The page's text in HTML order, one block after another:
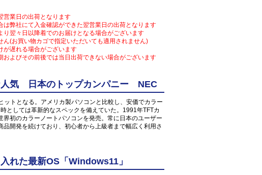
営業日の出荷となります
弊社にて入金確認ができた翌営業日の出荷となります
翌々日以降着でのお届けとなる場合がございます
(お買い物カゴで指定いただいても適用されません)
遅れる場合がございます
よびその前後では当日出荷できない場合がございます
人気 日本のトップカンパニー NEC
トとなる。アメリカ製パソコンと比較し、安価でカラー
としては革新的なスペックを備えていた。1991年TFTカ
界初のカラーノートパソコンを発売。常に日本のユーザー
品開発を続けており、初心者から上級者まで幅広く利用さ
れた最新OS「Windows11」